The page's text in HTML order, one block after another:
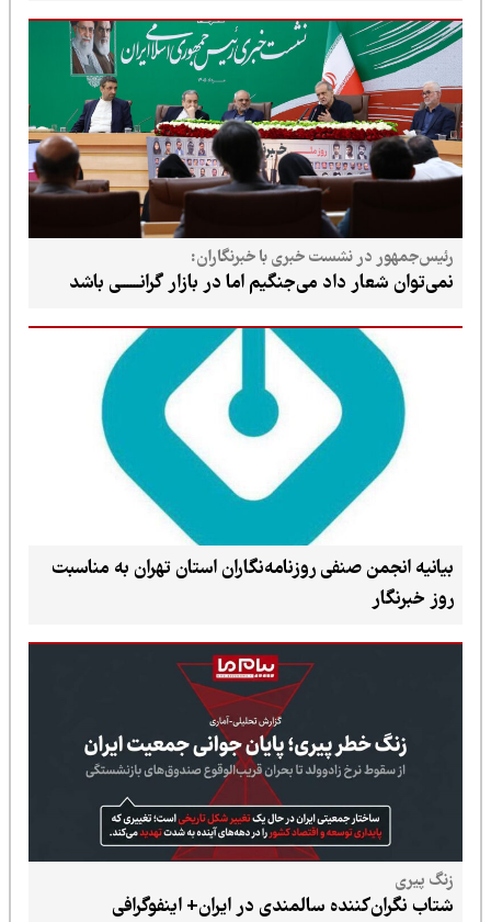
رئیس‌جمهور در نشست خبری با خبرنگاران:
نمی‌توان شعار داد می‌جنگیم اما در بازار گرانــــــی باشد
بیانیه انجمن صنفی روزنامه‌نگاران استان تهران به مناسبت
روز خبرنگار
زنگ پیری
شتاب نگران‌کننده سالمندی در ایران+ اینفوگرافی